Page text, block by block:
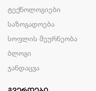
ტექნოლოგიები
საზოგადოება
სოფლის მეურნეობა
ბლოგი
ჯანდაცვა